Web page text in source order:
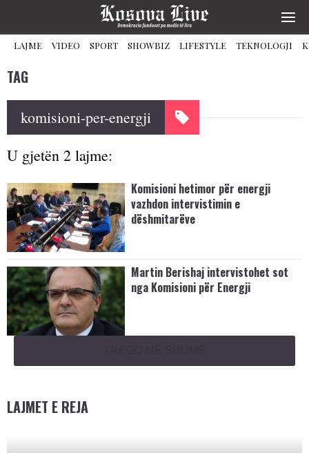
LAJME VIDEO SPORT SHOWBIZ LIFESTYLE TEKNOLOGJI
TAG
komisioni-per-energji
U gjetën 2 lajme:
Komisioni hetimor për energji
vazhdon intervistimin e
dëshmitarëve
Martin Berishaj intervistohet sot
nga Komisioni për Energji
LAJMET E REJA